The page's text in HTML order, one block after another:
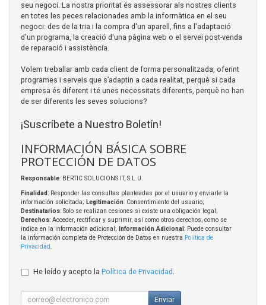
seu negoci. La nostra prioritat és assessorar als nostres clients
en totes les peces relacionades amb la informàtica en el seu
negoci: des de la tria i la compra d'un aparell, fins a l'adaptació
d'un programa, la creació d'una pàgina web o el servei post-venda
de reparació i assistència.
Volem treballar amb cada client de forma personalitzada, oferint
programes i serveis que s’adaptin a cada realitat, perquè si cada
empresa és diferent i té unes necessitats diferents, perquè no han
de ser diferents les seves solucions?
¡Suscríbete a Nuestro Boletín!
INFORMACIÓN BÁSICA SOBRE
PROTECCIÓN DE DATOS
Responsable: BERTIC SOLUCIONS IT, S.L.U.
Finalidad: Responder las consultas planteadas por el usuario y enviarle la
información solicitada; Legitimación: Consentimiento del usuario;
Destinatarios: Solo se realizan cesiones si existe una obligación legal;
Derechos: Acceder, rectificar y suprimir, así como otros derechos, como se
indica en la información adicional;
Información Adicional : Puede consultar
la información completa de Protección de Datos en nuestra Política de
Privacidad
He leído y acepto la Política de Privacidad .
Enviar